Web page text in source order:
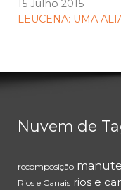
15 Julho 2015
LEUCENA: UMA
Nuvem de
recomposição
Rios e Canais rios e